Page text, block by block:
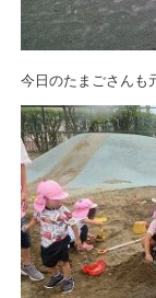
今日のたまごさんも